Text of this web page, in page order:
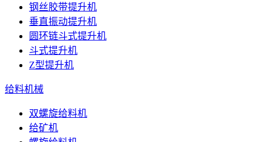
钢丝胶带提升机
垂直振动提升机
圆环链斗式提升机
斗式提升机
Z型提升机
给料机械
双螺旋给料机
给矿机